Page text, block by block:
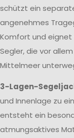
schützt ein
angenehmes
Komfort und
Segler, die vor
Mittelmeer
3-Lagen-
und Innenlage zu
entsteht ein
atmungsaktives